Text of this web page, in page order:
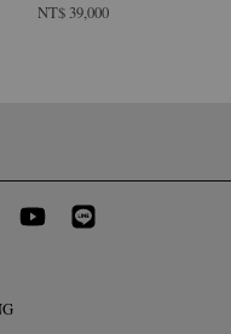
NT$ 39,000
Instagram YouTube